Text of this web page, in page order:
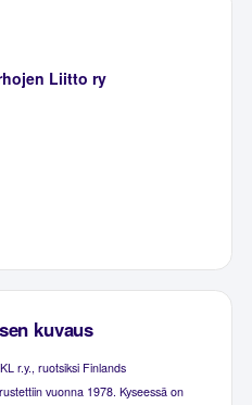
Liitto ry
kuvaus
r.y., ruotsiksi Finlands
vuonna 1978. Kyseessä on